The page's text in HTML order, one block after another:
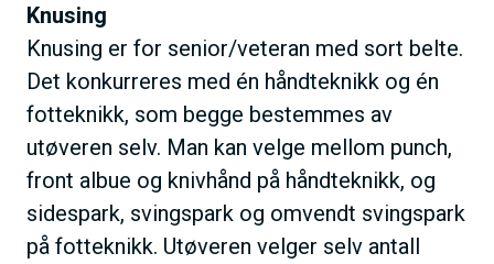
Knusing
Knusing er for senior/veteran med sort belte.
Det konkurreres med én håndteknikk og én
fotteknikk, som begge bestemmes av
utøveren selv. Man kan velge mellom punch,
front albue og knivhånd på håndteknikk, og
sidespark, svingspark og omvendt svingspark
på fotteknikk. Utøveren velger selv antall